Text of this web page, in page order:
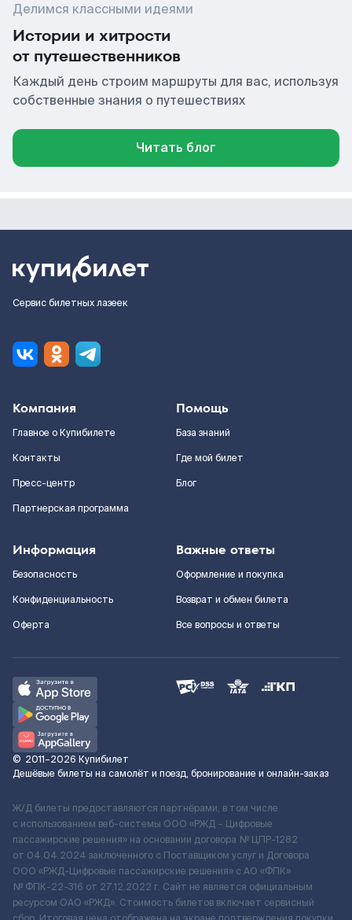
Делимся классными идеями
Истории и хитрости
от путешественников
Каждый день строим маршруты для вас, используя
собственные знания о путешествиях
Читать блог
Сервис билетных лазеек
Компания
Главное о Купибилете
Контакты
Пресс-центр
Партнерская программа
Помощь
База знаний
Где мой билет
Блог
Информация
Безопасность
Конфиденциальность
Оферта
Важные ответы
Оформление и покупка
Возврат и обмен билета
Все вопросы и ответы
© 2011–2026 Купибилет
Дешёвые билеты на самолёт и поезд, бронирование и онлайн-заказ
Ж/Д билеты предоставляются партнёрами, в том числе
с использованием веб-системы ООО «РЖД – Цифровые
пассажирские решения» на основании договора № ЦПР-1282
от 04.04.2024 заключенного с Поставщиком услуг и Договора
ООО «РЖД-Цифровые пассажирские решения» c АО «ФПК»
№ ФПК-22-316 от 27.12.2022 г. Сайт не является официальным
ресурсом ОАО «РЖД». Стоимость билетов включает сервисный